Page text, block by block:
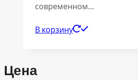
современном…
В корзину
Цена